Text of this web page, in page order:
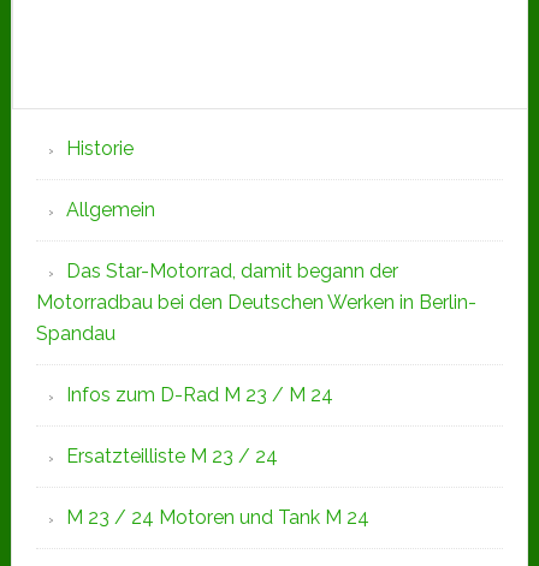
Seitenspalte
Historie
Allgemein
Das Star-Motorrad, damit begann der
Motorradbau bei den Deutschen Werken in Berlin-
Spandau
Infos zum D-Rad M 23 / M 24
Ersatzteilliste M 23 / 24
M 23 / 24 Motoren und Tank M 24